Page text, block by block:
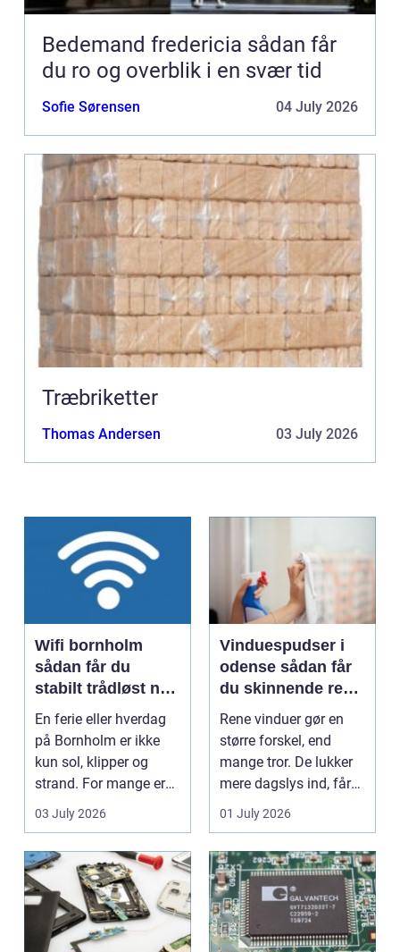
Bedemand fredericia sådan får
du ro og overblik i en svær tid
Sofie Sørensen 04 July 2026
Træbriketter
Thomas Andersen 03 July 2026
Wifi bornholm
sådan får du
stabilt trådløst net
på klippeøen
En ferie eller hverdag
på Bornholm er ikke
kun sol, klipper og
strand. For mange er
en stabil intern...
03 July 2026
Vinduespudser i
odense sådan får
du skinnende rene
ruder året rundt
Rene vinduer gør en
større forskel, end
mange tror. De lukker
mere dagslys ind, får
hjem og erhvervs...
01 July 2026